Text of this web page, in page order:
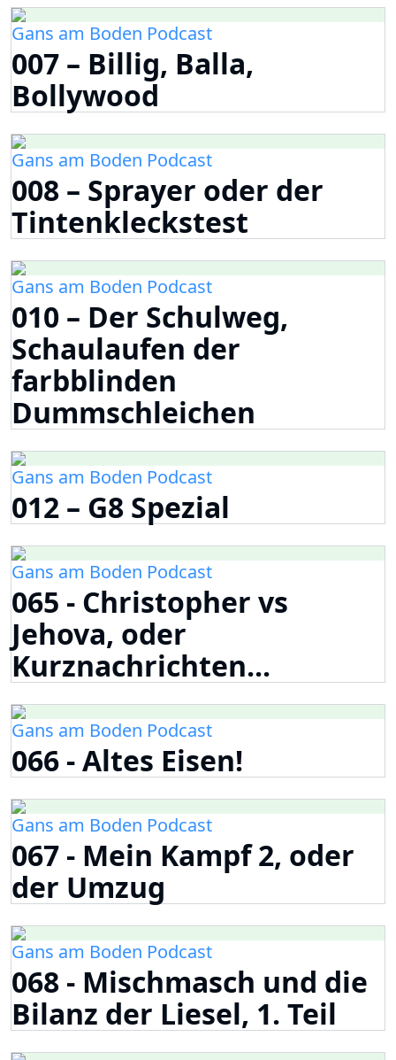
Gans am Boden Podcast
007 – Billig, Balla,
Bollywood
Gans am Boden Podcast
008 – Sprayer oder der
Tintenkleckstest
Gans am Boden Podcast
010 – Der Schulweg,
Schaulaufen der
farbblinden
Dummschleichen
Gans am Boden Podcast
012 – G8 Spezial
Gans am Boden Podcast
065 - Christopher vs
Jehova, oder
Kurznachrichten...
Gans am Boden Podcast
066 - Altes Eisen!
Gans am Boden Podcast
067 - Mein Kampf 2, oder
der Umzug
Gans am Boden Podcast
068 - Mischmasch und die
Bilanz der Liesel, 1. Teil